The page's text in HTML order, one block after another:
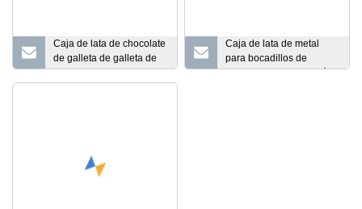
Caja de lata de chocolate
de galleta de galleta de
caramelo rectangular
Caja de lata de metal
para bocadillos de
chocolate con impresión